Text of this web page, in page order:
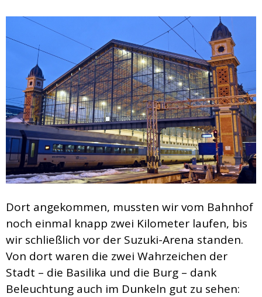
Dort angekommen, mussten wir vom Bahnhof
noch einmal knapp zwei Kilometer laufen, bis
wir schließlich vor der Suzuki-Arena standen.
Von dort waren die zwei Wahrzeichen der
Stadt – die Basilika und die Burg – dank
Beleuchtung auch im Dunkeln gut zu sehen: